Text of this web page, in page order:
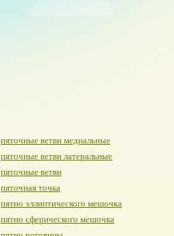
пяточные ветви медиальные
пяточные ветви латеральные
пяточные ветви
пяточная точка
пятно эллиптического мешочка
пятно сферического мешочка